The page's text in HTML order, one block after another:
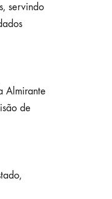
servindo
Almirante
de